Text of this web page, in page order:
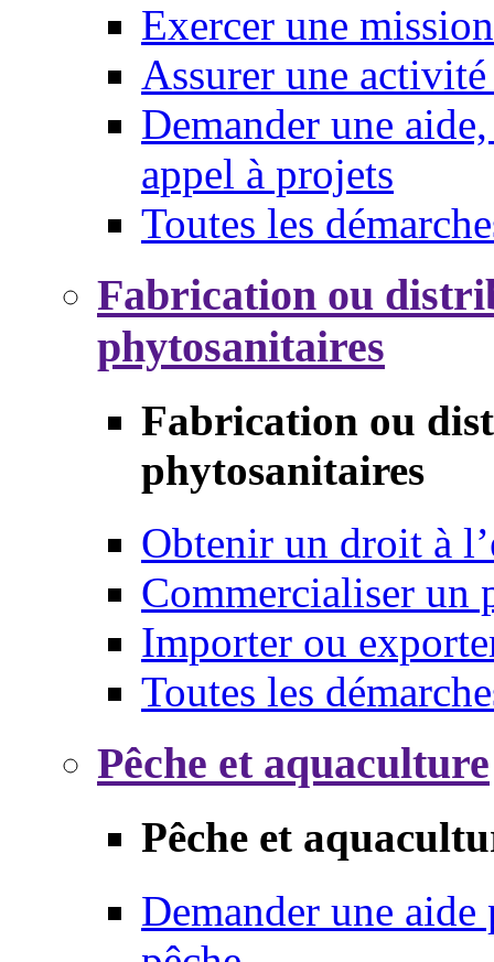
Exercer une mission
Assurer une
Demander une
appel à projets
Toutes les
Fabrication ou
phytosanitaires
Fabrication ou
phytosanitaires
Obtenir un droit à
Commercialiser un
Importer ou
Toutes les
Pêche et aquaculture
Pêche et
Demander une